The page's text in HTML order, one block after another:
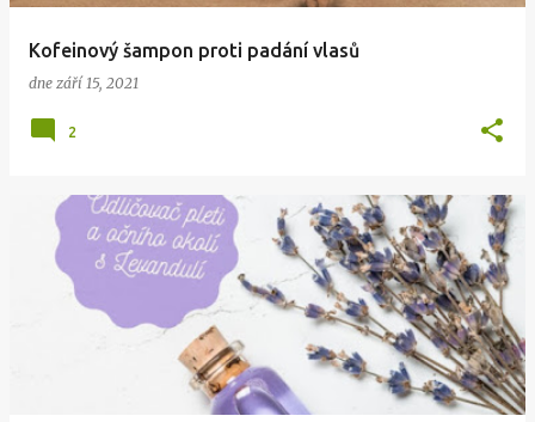
Kofeinový šampon proti padání vlasů
dne září 15, 2021
2